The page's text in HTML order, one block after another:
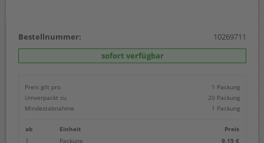
Bestellnummer:
10269711
sofort verfügbar
Preis gilt pro
1 Packung
Umverpackt zu
20 Packung
Mindestabnahme
1 Packung
ab Einheit
Preis
1
Packung
9,15 €